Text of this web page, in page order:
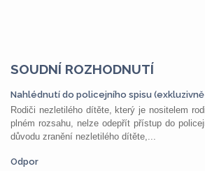
SOUDNÍ ROZHODNUTÍ
Nahlédnutí do policejního spisu
Rodiči nezletilého dítěte, který je nositelem
plném rozsahu, nelze odepřít přístup do
důvodu zranění nezletilého dítěte,...
Odpor